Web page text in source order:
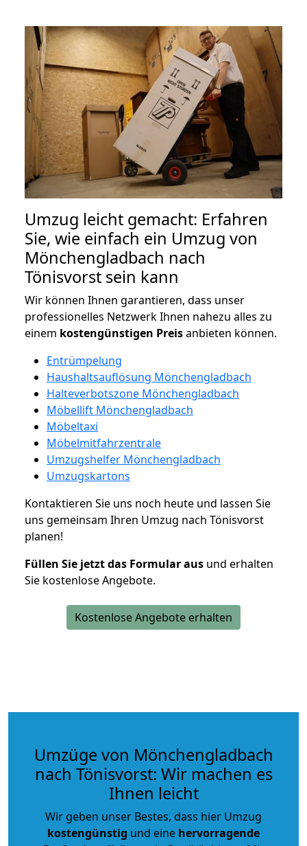
Umzug leicht gemacht: Erfahren
Sie, wie einfach ein Umzug von
Mönchengladbach nach
Tönisvorst sein kann
Wir können Ihnen garantieren, dass unser
professionelles Netzwerk Ihnen nahezu alles zu
einem kostengünstigen Preisanbieten können.
Entrümpelung
Haushaltsauflösung Mönchengladbach
Halteverbotszone Mönchengladbach
Möbellift Mönchengladbach
Möbeltaxi
Möbelmitfahrzentrale
Umzugshelfer Mönchengladbach
Umzugskartons
Kontaktieren Sie uns noch heute und lassen Sie
uns gemeinsam Ihren Umzug nach Tönisvorst
planen!
Füllen Sie jetzt das Formular aus und erhalten
Sie kostenlose Angebote.
Kostenlose Angebote erhalten
Umzüge von Mönchengladbach
nach Tönisvorst: Wir machen es
Ihnen leicht
Wir geben unser Bestes, dass hier Umzug
kostengünstig und eine hervorragende